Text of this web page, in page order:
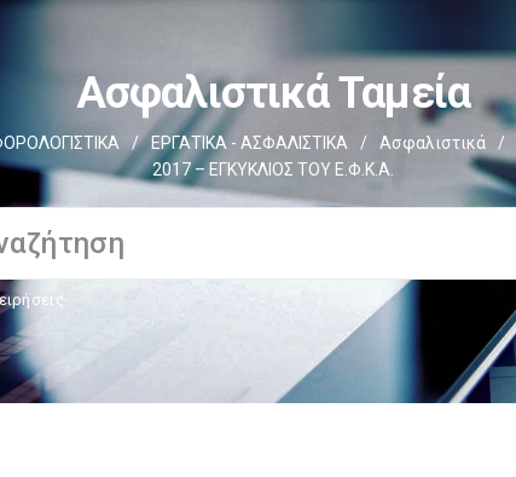
Ασφαλιστικά Ταμεία
/ ΕΡΓΑΤΙΚΑ - ΑΣΦΑΛΙΣΤΙΚΑ / Ασφαλιστικά /
2017 – ΕΓΚΥΚΛΙΟΣ ΤΟΥ Ε.Φ.Κ.Α.